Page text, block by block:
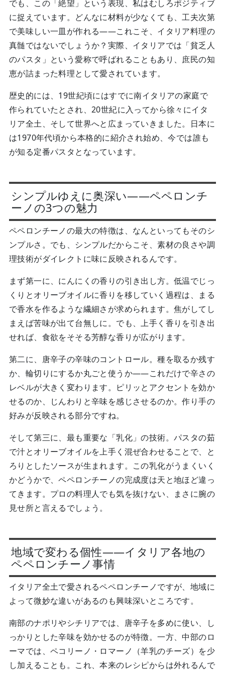
でも、この「絶望」という表現、私はむしろポジティブ
に捉えています。どんなに材料が少なくても、工夫次第
で美味しい一皿が作れる——これこそ、イタリア料理の
真髄ではないでしょうか？実際、イタリアでは「貧乏人
のパスタ」という愛称で呼ばれることもあり、庶民の知
恵が詰まった料理として愛されています。
歴史的には、19世紀頃にはすでに南イタリアの家庭で
作られていたとされ、20世紀に入ってから徐々にイタ
リア全土、そして世界へと広まっていきました。日本に
は1970年代頃から本格的に紹介され始め、今では誰も
が知る定番パスタとなっています。
シンプルゆえに奥深い——ペペロンチ
ーノの3つの魅力
ペペロンチーノの最大の特徴は、なんといってもそのシ
ンプルさ。でも、シンプルだからこそ、素材の良さや調
理技術がダイレクトに味に反映されるんです。
まず第一に、にんにくの香りの引き出し方。低温でじっ
くりとオリーブオイルに香りを移していく過程は、まる
で香水を作るような繊細さが求められます。焦がしてし
まえば苦味が出て台無しに。でも、上手く香りを引き出
せれば、食欲をそそる芳醇な香りが広がります。
第二に、唐辛子の辛味のコントロール。種を取るか残す
か、輪切りにするか丸ごと使うか——これだけで辛さの
レベルが大きく変わります。ピリッとアクセントを効か
せるのか、じんわりと辛味を感じさせるのか。作り手の
好みが反映される部分ですね。
そして第三に、最も重要な「乳化」の技術。パスタの茹
で汁とオリーブオイルを上手く混ぜ合わせることで、と
ろりとしたソースが生まれます。この乳化がうまくいく
かどうかで、ペペロンチーノの完成度は天と地ほど違っ
てきます。プロの料理人でも気を抜けない、まさに腕の
見せ所と言えるでしょう。
地域で変わる個性——イタリア各地の
ペペロンチーノ事情
イタリア全土で愛されるペペロンチーノですが、地域に
よって微妙な違いがあるのも興味深いところです。
南部のナポリやシチリアでは、唐辛子を多めに使い、し
っかりとした辛味を効かせるのが特徴。一方、中部のロ
ーマでは、ペコリーノ・ロマーノ（羊乳のチーズ）を少
し加えることも。これ、本来のレシピからは外れるんで